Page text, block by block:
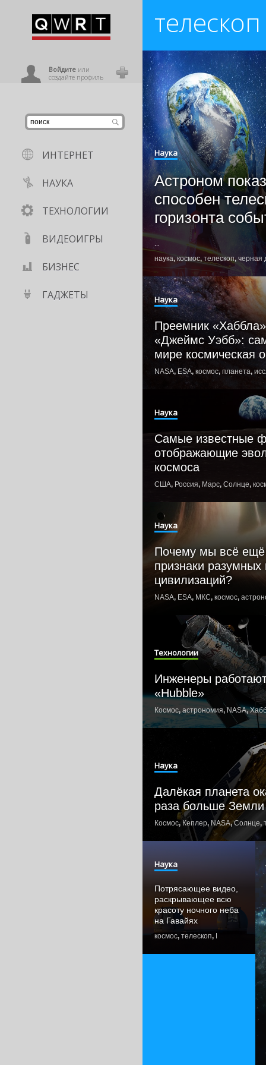
Войдитеили
создайте профиль
ИНТЕРНЕТ
НАУКА
ТЕХНОЛОГИИ
ВИДЕОИГРЫ
БИЗНЕС
ГАДЖЕТЫ
телескоп
Наука
Астроном
способен
горизонта
...
наука, космос, телескоп, черная
Наука
Преемник
«Джеймс Уэбб»:
мире космическая
NASA, ESA, космос, планета,
Наука
Самые известные
отображающие
космоса
США, Россия, Марс, Солнце,
Наука
Почему мы всё
признаки
цивилизаций?
NASA, ESA, МКС, космос,
Технологии
Инженеры
«Hubble»
Космос, астрономия,NASA,
Наука
Далёкая планета
раза больше Земли
Космос, Кеплер, NASA,Солнце,
Наука
Потрясающее видео,
раскрывающее всю
красоту ночного неба
на Гавайях
космос, телескоп,